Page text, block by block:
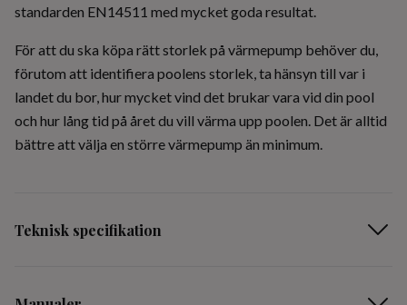
standarden EN14511 med mycket goda resultat.
För att du ska köpa rätt storlek på värmepump behöver du,
förutom att identifiera poolens storlek, ta hänsyn till var i
landet du bor, hur mycket vind det brukar vara vid din pool
och hur lång tid på året du vill värma upp poolen. Det är alltid
bättre att välja en större värmepump än minimum.
Teknisk specifikation